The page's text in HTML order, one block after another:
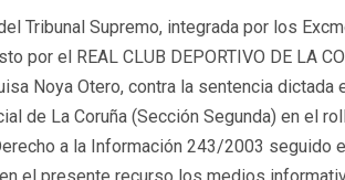
Tribunal Supremo, integrada por los
por el REAL CLUB DEPORTIVO DE LA
Noya Otero, contra la sentencia
de La Coruña (Sección Segunda) en el
a la Información 243/2003 seguido